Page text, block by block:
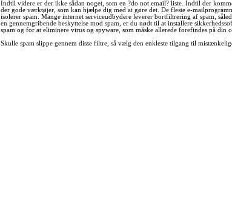
Indtil videre er der ikke sådan noget, som en ?do not email? liste. Indtil der
der gode værktøjer, som kan hjælpe dig med at gøre det. De fleste e-
isolerer spam. Mange internet serviceudbydere leverer bortfiltrering af spam,
en gennemgribende beskyttelse mod spam, er du nødt til at installere
spam og for at eliminere virus og spyware, som måske allerede forefindes på din
Skulle spam slippe gennem disse filtre, så vælg den enkleste tilgang til